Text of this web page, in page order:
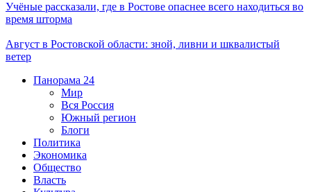
Учёные рассказали, где в Ростове опаснее всего находиться во
время шторма
Август в Ростовской области: зной, ливни и шквалистый
ветер
Панорама 24
Мир
Вся Россия
Южный регион
Блоги
Политика
Экономика
Общество
Власть